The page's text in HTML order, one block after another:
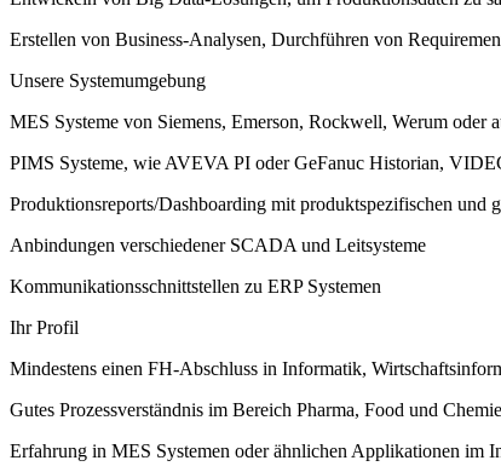
Erstellen von Business-Analysen, Durchführen von
Unsere Systemumgebung
MES Systeme von Siemens, Emerson, Rockwell, Werum oder
PIMS Systeme, wie AVEVA PI oder GeFanuc Historian,
Produktionsreports/Dashboarding mit produktspezifischen
Anbindungen verschiedener SCADA und Leitsysteme
Kommunikationsschnittstellen zu ERP Systemen
Ihr Profil
Mindestens einen FH-Abschluss in Informatik,
Gutes Prozessverständnis im Bereich Pharma, Food und Chemie
Erfahrung in MES Systemen oder ähnlichen Applikationen im